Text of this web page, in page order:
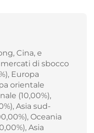
Cina, e
di sbocco
Europa
orientale
(10,00%),
Asia sud-
Oceania
Asia